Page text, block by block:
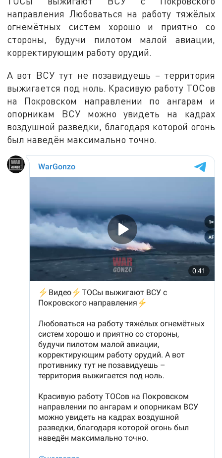
направления Любоваться на работу тяжёлых
огнемётных систем хорошо и приятно со
стороны, будучи пилотом малой авиации,
корректирующим работу орудий.
А вот ВСУ тут не позавидуешь – территория
выжигается под ноль. Красивую работу ТОСов
на Покровском направлении по ангарам и
опорникам ВСУ можно увидеть на кадрах
воздушной разведки, благодаря которой огонь
был наведён максимально точно.